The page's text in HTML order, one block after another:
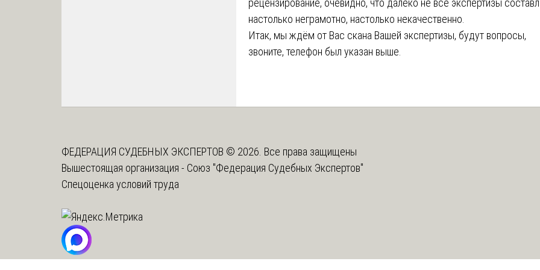
рецензирование, очевидно, что далеко не все экспертизы
настолько неграмотно, настолько некачественно.
Итак, мы ждём от Вас скана Вашей экспертизы, будут вопросы,
звоните, телефон был указан выше.
ФЕДЕРАЦИЯ СУДЕБНЫХ ЭКСПЕРТОВ © 2026. Все права защищены
Вышестоящая организация - Союз "Федерация Судебных Экспертов"
Спецоценка условий труда